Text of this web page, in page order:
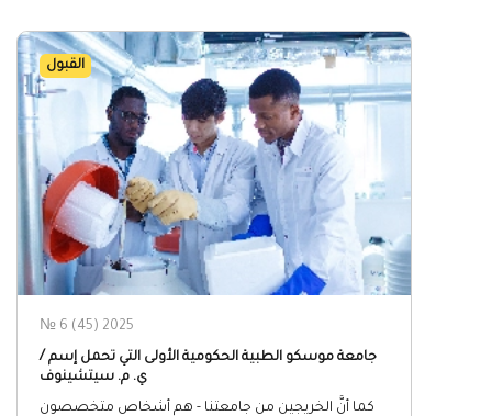
القبول
№ 6 (45) 2025
جامعة موسكو الطبية الحكومية الأولى التي تحمل إسم /
ي. م. سيتشينوف
كما أنَّ الخريجين من جامعتنا - هم أشخاص متخصصون